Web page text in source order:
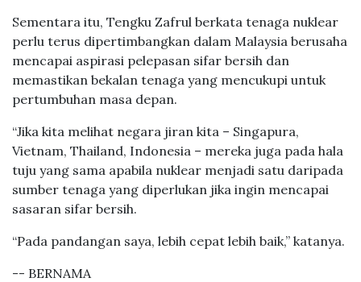
Sementara itu, Tengku Zafrul berkata tenaga nuklear
perlu terus dipertimbangkan dalam Malaysia berusaha
mencapai aspirasi pelepasan sifar bersih dan
memastikan bekalan tenaga yang mencukupi untuk
pertumbuhan masa depan.
“Jika kita melihat negara jiran kita – Singapura,
Vietnam, Thailand, Indonesia – mereka juga pada hala
tuju yang sama apabila nuklear menjadi satu daripada
sumber tenaga yang diperlukan jika ingin mencapai
sasaran sifar bersih.
“Pada pandangan saya, lebih cepat lebih baik,” katanya.
-- BERNAMA